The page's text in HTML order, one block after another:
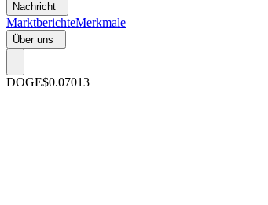
Nachricht
MarktberichteMerkmale
Über uns
DOGE$0.07013